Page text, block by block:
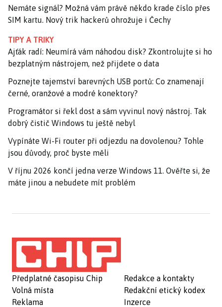
Nemáte signál? Možná vám právě někdo krade číslo přes
SIM kartu. Nový trik hackerů ohrožuje i Čechy
TIPY A TRIKY
Ajťák radí: Neumírá vám náhodou disk? Zkontrolujte si ho
bezplatným nástrojem, než přijdete o data
Poznejte tajemství barevných USB portů: Co znamenají
černé, oranžové a modré konektory?
Programátor si řekl dost a sám vyvinul nový nástroj. Tak
dobrý čistič Windows tu ještě nebyl
Vypínáte Wi-Fi router při odjezdu na dovolenou? Tohle
jsou důvody, proč byste měli
V říjnu 2026 končí jedna verze Windows 11. Ověřte si, že
máte jinou a nebudete mít problém
Předplatné časopisu Chip
Volná místa
Reklama
Redakce a kontakty
Redakční etický kodex
Inzerce